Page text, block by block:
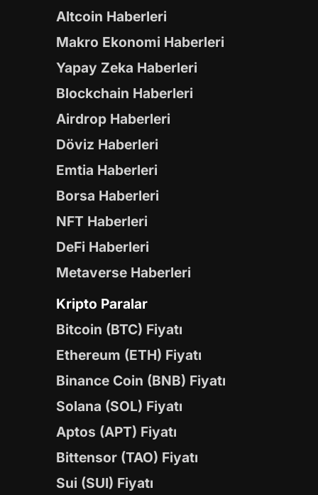
Altcoin Haberleri
Makro Ekonomi Haberleri
Yapay Zeka Haberleri
Blockchain Haberleri
Airdrop Haberleri
Döviz Haberleri
Emtia Haberleri
Borsa Haberleri
NFT Haberleri
DeFi Haberleri
Metaverse Haberleri
Kripto Paralar
Bitcoin (BTC) Fiyatı
Ethereum (ETH) Fiyatı
Binance Coin (BNB) Fiyatı
Solana (SOL) Fiyatı
Aptos (APT) Fiyatı
Bittensor (TAO) Fiyatı
Sui (SUI) Fiyatı